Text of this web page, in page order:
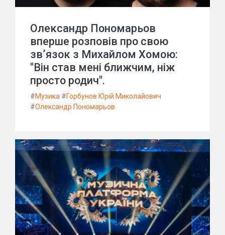
Олександр Пономарьов
вперше розповів про свою
зв’язок з Михайлом Хомою:
"Він став мені ближчим, ніж
просто родич".
#Музика #Горбунов Юрій Миколайович
#Олександр Пономарьов